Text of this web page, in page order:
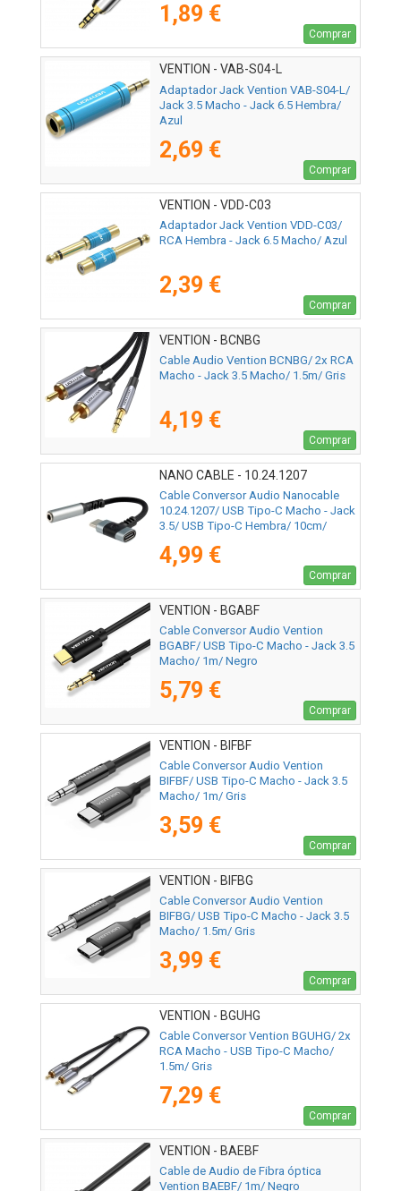
1,89 €
Comprar
VENTION - VAB-S04-L
Adaptador Jack Vention VAB-S04-L/
Jack 3.5 Macho - Jack 6.5 Hembra/
Azul
2,69 €
Comprar
VENTION - VDD-C03
Adaptador Jack Vention VDD-C03/
RCA Hembra - Jack 6.5 Macho/ Azul
2,39 €
Comprar
VENTION - BCNBG
Cable Audio Vention BCNBG/ 2x RCA
Macho - Jack 3.5 Macho/ 1.5m/ Gris
4,19 €
Comprar
NANO CABLE - 10.24.1207
Cable Conversor Audio Nanocable
10.24.1207/ USB Tipo-C Macho - Jack
3.5/ USB Tipo-C Hembra/ 10cm/
4,99 €
Comprar
VENTION - BGABF
Cable Conversor Audio Vention
BGABF/ USB Tipo-C Macho - Jack 3.5
Macho/ 1m/ Negro
5,79 €
Comprar
VENTION - BIFBF
Cable Conversor Audio Vention
BIFBF/ USB Tipo-C Macho - Jack 3.5
Macho/ 1m/ Gris
3,59 €
Comprar
VENTION - BIFBG
Cable Conversor Audio Vention
BIFBG/ USB Tipo-C Macho - Jack 3.5
Macho/ 1.5m/ Gris
3,99 €
Comprar
VENTION - BGUHG
Cable Conversor Vention BGUHG/ 2x
RCA Macho - USB Tipo-C Macho/
1.5m/ Gris
7,29 €
Comprar
VENTION - BAEBF
Cable de Audio de Fibra óptica
Vention BAEBF/ 1m/ Negro